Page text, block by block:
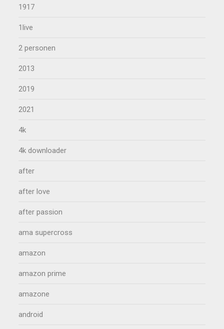
1917
1live
2 personen
2013
2019
2021
4k
4k downloader
after
after love
after passion
ama supercross
amazon
amazon prime
amazone
android